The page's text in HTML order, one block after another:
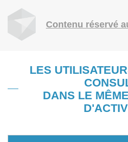
Contenu réservé
LES
DANS LE